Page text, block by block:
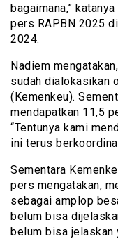
bagaimana,”
pers RAPBN 2025
2024.
Nadiem
sudah dialokasikan
(Kemenkeu).
mendapatkan 11,5
“Tentunya kami
ini terus
Sementara
pers mengatakan,
sebagai amplop
belum bisa
belum bisa jelaskan